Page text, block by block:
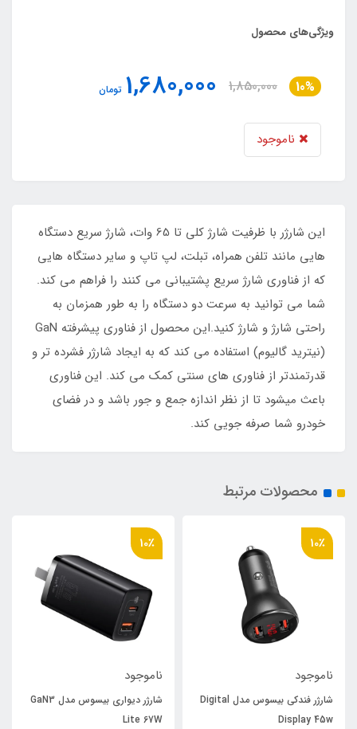
ویژگی‌های محصول
10%
1,850,000
1,680,000 تومان
ناموجود
این شارژر با ظرفیت شارژ کلی تا 65 وات، شارژ سریع دستگاه
هایی مانند تلفن همراه، تبلت، لپ تاپ و سایر دستگاه هایی
که از فناوری شارژ سریع پشتیبانی می کنند را فراهم می کند.
شما می توانید به سرعت دو دستگاه را به طور همزمان به
راحتی شارژ و شارژ کنید.این محصول از فناوری پیشرفته GaN
(نیترید گالیوم) استفاده می کند که به ایجاد شارژر فشرده تر و
قدرتمندتر از فناوری های سنتی کمک می کند. این فناوری
باعث میشود تا از نظر اندازه جمع و جور باشد و در فضای
خودرو شما صرفه جویی کند.
محصولات مرتبط
10٪
ناموجود
شارژر فندکی بیسوس مدل Digital
Display 45w
10٪
ناموجود
شارژر دیواری بیسوس مدل GaN3
Lite 67W